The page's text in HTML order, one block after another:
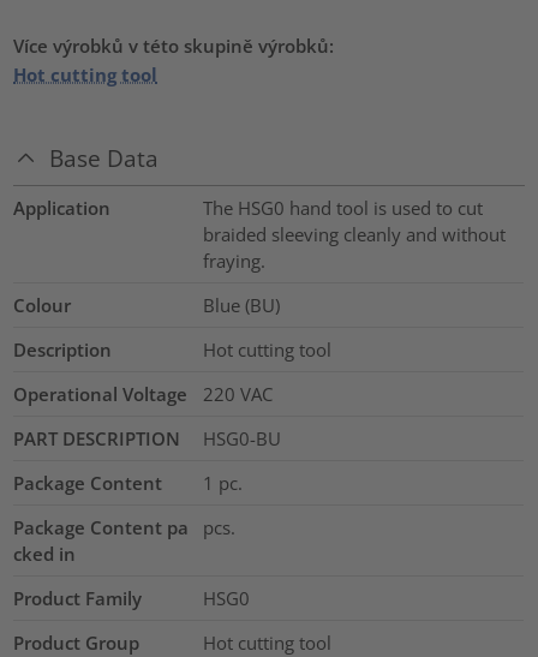
Více výrobků v této skupině výrobků:
Hot cutting tool
Base Data
Application
The HSG0 hand tool is used to cut
braided sleeving cleanly and without
fraying.
Colour
Blue (BU)
Description
Hot cutting tool
Operational Voltage
220 VAC
PART DESCRIPTION
HSG0-BU
Package Content
1 pc.
Package Content pa
cked in
pcs.
Product Family
HSG0
Product Group
Hot cutting tool